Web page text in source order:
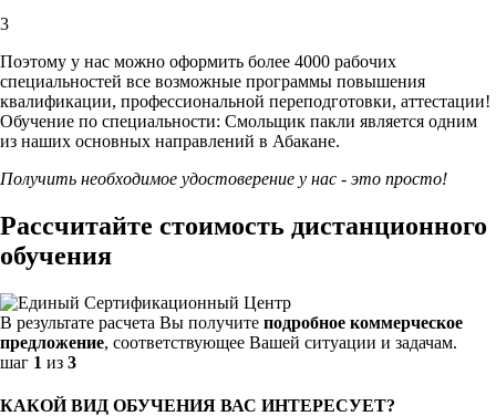
3
Поэтому у нас можно оформить более 4000 рабочих
специальностей все возможные программы повышения
квалификации, профессиональной переподготовки, аттестации!
Обучение по специальности: Смольщик пакли является одним
из наших основных направлений в Абакане.
Получить необходимое удостоверение у нас - это просто!
Рассчитайте стоимость дистанционного
обучения
В результате расчета Вы получите подробное коммерческое
предложение, соответствующее Вашей ситуации и задачам.
шаг 1 из 3
КАКОЙ ВИД ОБУЧЕНИЯ ВАС ИНТЕРЕСУЕТ?